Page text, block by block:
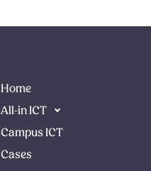
Home
All-in ICT
Campus ICT
Cases